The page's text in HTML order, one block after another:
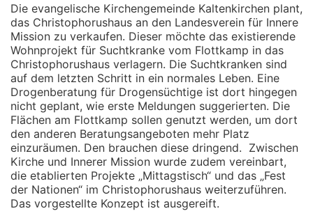
Die evangelische Kirchengemeinde Kaltenkirchen plant,
das Christophorushaus an den Landesverein für Innere
Mission zu verkaufen. Dieser möchte das existierende
Wohnprojekt für Suchtkranke vom Flottkamp in das
Christophorushaus verlagern. Die Suchtkranken sind
auf dem letzten Schritt in ein normales Leben. Eine
Drogenberatung für Drogensüchtige ist dort hingegen
nicht geplant, wie erste Meldungen suggerierten. Die
Flächen am Flottkamp sollen genutzt werden, um dort
den anderen Beratungsangeboten mehr Platz
einzuräumen. Den brauchen diese dringend. Zwischen
Kirche und Innerer Mission wurde zudem vereinbart,
die etablierten Projekte „Mittagstisch“ und das „Fest
der Nationen“ im Christophorushaus weiterzuführen.
Das vorgestellte Konzept ist ausgereift.